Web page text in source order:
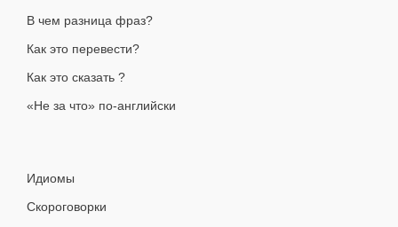
В чем разница фраз?
Как это перевести?
Как это сказать ?
«Не за что» по-английски
Идиомы
Скороговорки